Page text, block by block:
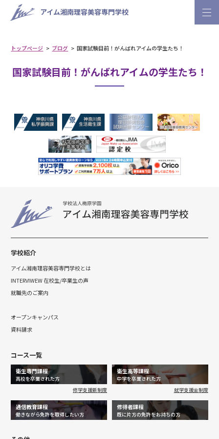
アイム湘南理容美容専門学校
トップページ ブログ 国家試験目前！がんばれアイムの学生たち！
国家試験目前！がんばれアイムの学生たち！
学校紹介
アイム湘南理容美容専門学校とは
INTERVIWEW 在校生/卒業生の声
就職先のご案内
オープンキャンパス
資料請求
コース一覧
衛生専門課程
高校を卒業された方
修学支援新制度
衛生高等課程
中学を卒業された方
就学支援金制度
通信教育課程
働きながら免許を取得したい方
修得者課程
既に片方の免許をお持ちの方